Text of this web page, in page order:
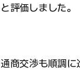
と評価しました。
通商交渉も順調に